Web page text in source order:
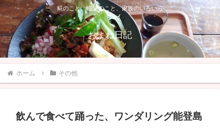
糀のこと、能登のこと、家族のいろいろ
およね日記
ホーム その他
飲んで食べて踊った、ワンダリング能登島